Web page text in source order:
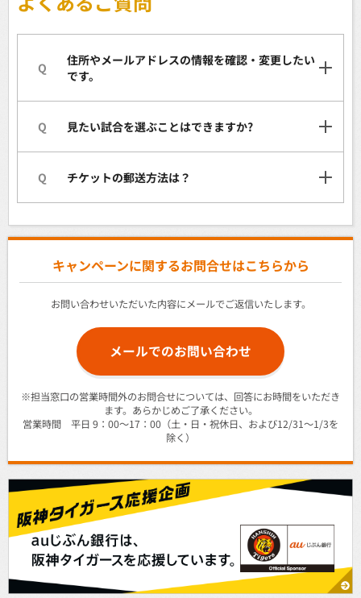
Q
住所やメールアドレスの情報を確認・変更したい
です。
Q 見たい試合を選ぶことはできますか?
Q チケットの郵送方法は？
キャンペーンに関するお問合せはこちらから
お問い合わせいただいた内容にメールでご返信いたします。
メールでのお問い合わせ
※担当窓口の営業時間外のお問合せについては、回答にお時間をいただき
ます。あらかじめご了承ください。
営業時間 平日 9：00～17：00（土・日・祝休日、および12/31～1/3を
除く）